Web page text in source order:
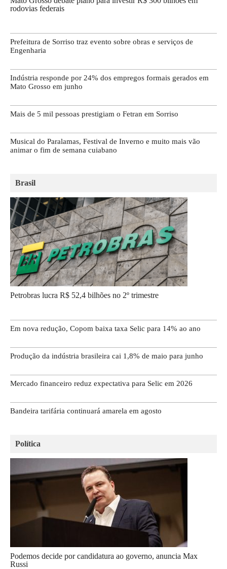
rodovias federais
Prefeitura de Sorriso traz evento sobre obras e serviços de
Engenharia
Indústria responde por 24% dos empregos formais gerados em
Mato Grosso em junho
Mais de 5 mil pessoas prestigiam o Fetran em Sorriso
Musical do Paralamas, Festival de Inverno e muito mais vão
animar o fim de semana cuiabano
Brasil
Petrobras lucra R$ 52,4 bilhões no 2º trimestre
Em nova redução, Copom baixa taxa Selic para 14% ao ano
Produção da indústria brasileira cai 1,8% de maio para junho
Mercado financeiro reduz expectativa para Selic em 2026
Bandeira tarifária continuará amarela em agosto
Política
Podemos decide por candidatura ao governo, anuncia Max
Russi